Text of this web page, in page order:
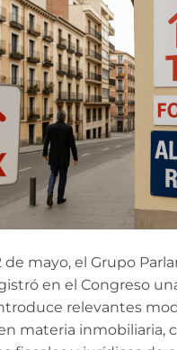
de mayo, el Grupo
en el Congreso
relevantes
materia inmobiliaria,